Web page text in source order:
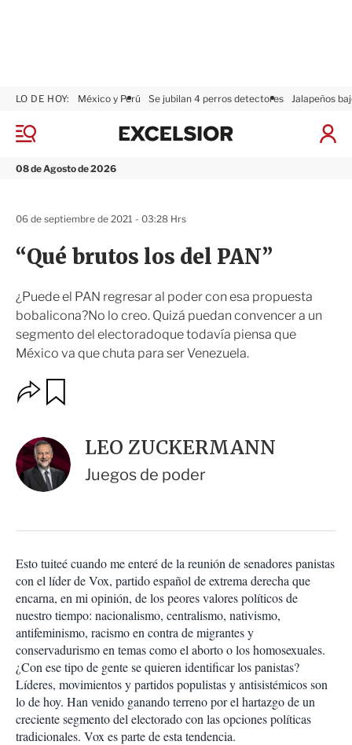
M
n
08 de Agosto de 2026
LO DE HOY: México y Perú Se jubilan 4 perros detectores Jalapeños
I
x
“Qué brutos los del PAN”
¿Puede el PAN regresar al poder con esa propuesta
bobalicona?No lo creo. Quizá puedan convencer a un
segmento del electoradoque todavía piensa que
México va que chuta para ser Venezuela.
06 de septiembre de 2021 - 03:28 Hrs
O
p
o
n
e
s
c
m
p
a
t
i
r
a
r
LEO ZUCKERMANN
Juegos de poder
Esto tuiteé cuando me enteré de la reunión de senadores panistas
con el líder de Vox, partido español de extrema derecha que
encarna, en mi opinión, de los peores valores políticos de
nuestro tiempo: nacionalismo, centralismo, nativismo,
antifeminismo, racismo en contra de migrantes y
conservadurismo en temas como el aborto o los homosexuales.
¿Con ese tipo de gente se quieren identificar los panistas?
Líderes, movimientos y partidos populistas y antisistémicos son
lo de hoy. Han venido ganando terreno por el hartazgo de un
creciente segmento del electorado con las opciones políticas
tradicionales. Vox es parte de esta tendencia.